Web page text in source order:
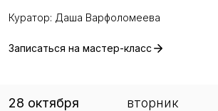
Куратор: Даша Варфоломеева
Записаться на мастер-класс
28 октября
вторник